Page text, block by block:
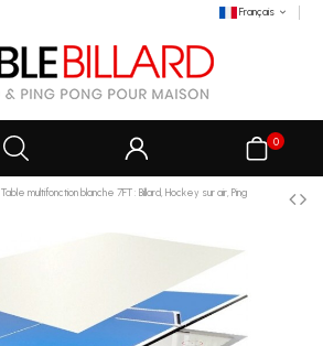
Français
0
Table multifonction blanche 7FT : Billard, Hockey sur air, Ping